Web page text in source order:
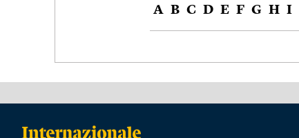
A B C D E F G H I